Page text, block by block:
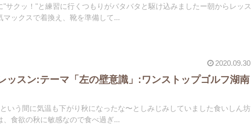
"サクッ！"と練習に行くつもりがバタバタと駆け込みましたー朝からレッス
マックスで着換え、靴を準備して...
2020.09.30
ッスン:テーマ「左の壁意識」:ワンストップゴルフ湖南
いう間に気温も下がり秋になったな〜としみじみしていました食いしん坊
、食欲の秋に敏感なので食べ過ぎ...